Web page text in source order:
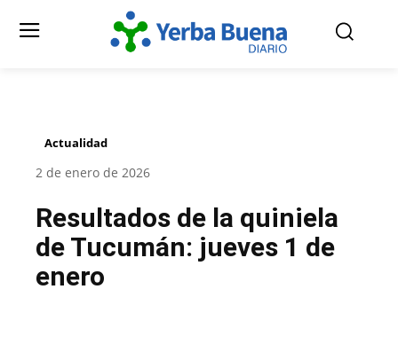
Actualidad
2 de enero de 2026
Resultados de la quiniela
de Tucumán: jueves 1 de
enero